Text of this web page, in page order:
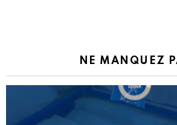
NE MANQUEZ